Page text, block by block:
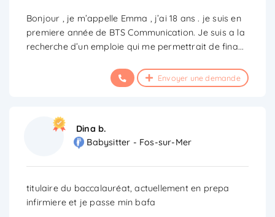
Bonjour , je m’appelle Emma , j’ai 18 ans . je suis en
premiere année de BTS Communication. Je suis a la
recherche d’un emploie qui me permettrait de fina...
Envoyer une demande
Dina b.
Babysitter - Fos-sur-Mer
titulaire du baccalauréat, actuellement en prepa
infirmiere et je passe min bafa